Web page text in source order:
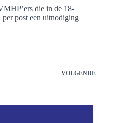
die in de 18-
per post een uitnodiging
VOLGENDE